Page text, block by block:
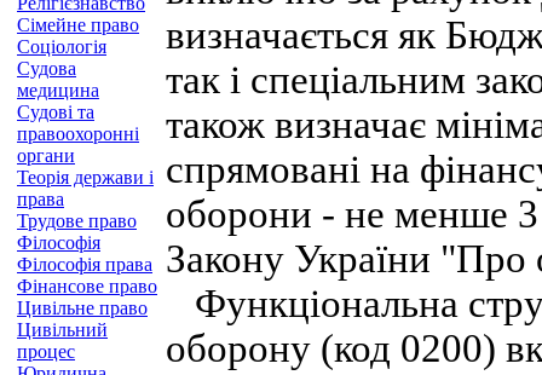
Сімейне право
Соціологія
Судова
медицина
Судові та
правоохоронні
органи
Теорія держави і
права
Трудове право
Філософія
Філософія права
Фінансове право
Цивільне право
Цивільний
процес
визначається як
так і спеціальним
також визначає
спрямовані на
оборони - не менше
Закону України "Про
Функціональна
оборону (код 0200)